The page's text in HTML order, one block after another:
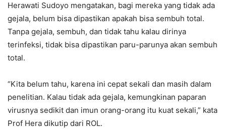
Herawati Sudoyo mengatakan, bagi mereka yang tidak ada
gejala, belum bisa dipastikan apakah bisa sembuh total.
Tanpa gejala, sembuh, dan tidak tahu kalau dirinya
terinfeksi, tidak bisa dipastikan paru-parunya akan sembuh
total.
“Kita belum tahu, karena ini cepat sekali dan masih dalam
penelitian. Kalau tidak ada gejala, kemungkinan paparan
virusnya sedikit dan imun orang-orang itu kuat sekali,” kata
Prof Hera dikutip dari ROL.